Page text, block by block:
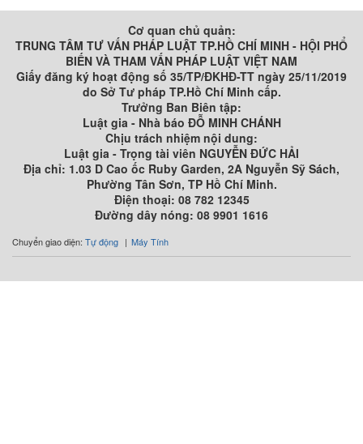
Cơ quan chủ quản:
TRUNG TÂM TƯ VẤN PHÁP LUẬT TP.HỒ CHÍ MINH - HỘI PHỔ
BIẾN VÀ THAM VẤN PHÁP LUẬT VIỆT NAM
Giấy đăng ký hoạt động số 35/TP/ĐKHĐ-TT ngày 25/11/2019
do Sở Tư pháp TP.Hồ Chí Minh cấp.
Trưởng Ban Biên tập:
Luật gia - Nhà báo ĐỖ MINH CHÁNH
Chịu trách nhiệm nội dung:
Luật gia - Trọng tài viên NGUYỄN ĐỨC HẢI
Địa chỉ: 1.03 D Cao ốc Ruby Garden, 2A Nguyễn Sỹ Sách,
Phường Tân Sơn, TP Hồ Chí Minh.
Điện thoại: 08 782 12345
Đường dây nóng: 08 9901 1616
Chuyển giao diện: Tự động Máy Tính